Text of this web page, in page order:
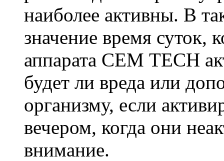
наиболее активны. В
значение время
аппарата СЕМ ТЕСН
будет ли вреда или
организму, если
вечером, когда они
внимание.